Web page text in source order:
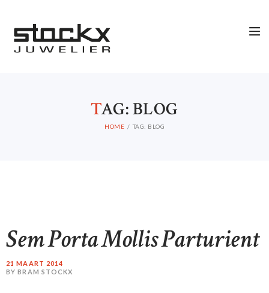
TAG: BLOG
HOME TAG: BLOG
Sem Porta Mollis Parturient
21 MAART 2014
BY BRAM STOCKX